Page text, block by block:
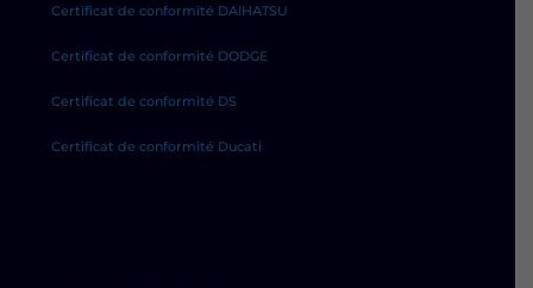
Certificat de conformité DAIHATSU
Certificat de conformité DODGE
Certificat de conformité DS
Certificat de conformité Ducati